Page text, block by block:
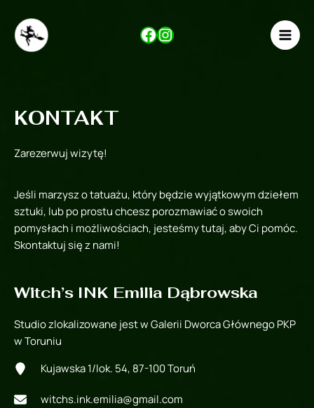
content
Facebook
Instagram
MAIN
KONTAKT
Zarezerwuj wizytę!
Jeśli marzysz o tatuażu, który będzie wyjątkowym dziełem
sztuki, lub po prostu chcesz porozmawiać o swoich
pomysłach i możliwościach, jesteśmy tutaj, aby Ci pomóc.
Skontaktuj się z nami!
Witch’s INK Emilia Dąbrowska
Studio zlokalizowane jest w Galerii Dworca Głównego PKP
w Toruniu
Kujawska 1/lok. 54, 87-100 Toruń
witchs.ink.emilia@gmail.com